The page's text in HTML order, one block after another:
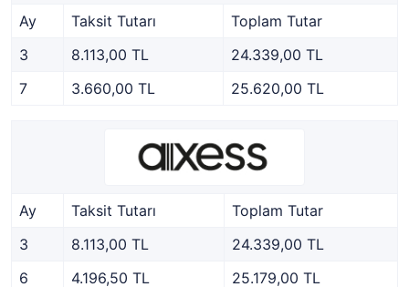
Ay Taksit Tutarı
Toplam Tutar
3
8.113,00 TL
24.339,00 TL
7
3.660,00 TL 25.620,00 TL
Ay Taksit Tutarı
Toplam Tutar
3
8.113,00 TL
24.339,00 TL
6
4.196,50 TL 25.179,00 TL